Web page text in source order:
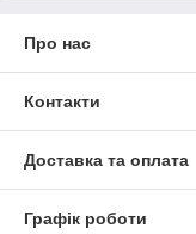
Про нас
Контакти
Доставка та оплата
Графік роботи